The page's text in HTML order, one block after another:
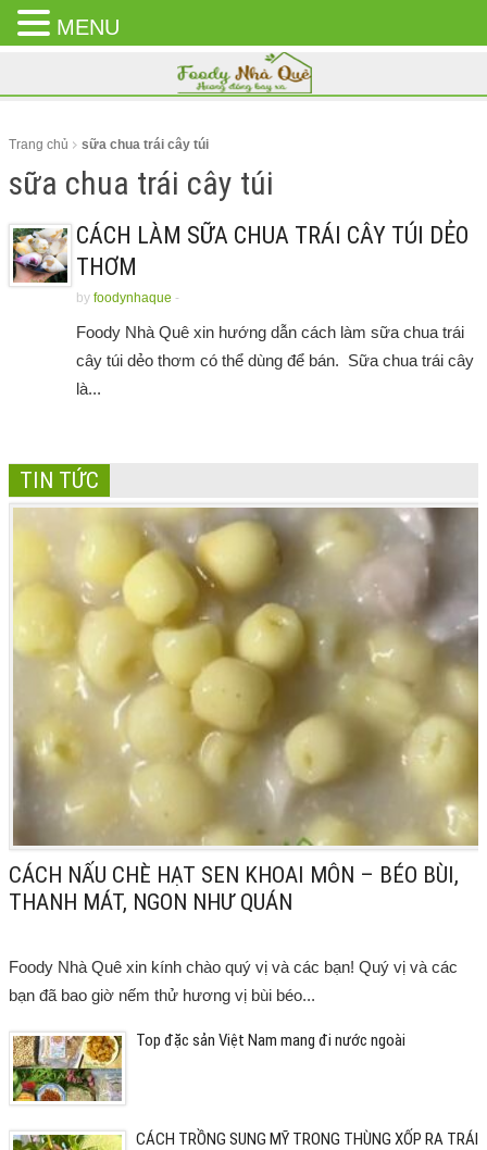
CLOSE
MENU
Trang chủ sữa chua trái cây túi
sữa chua trái cây túi
CÁCH LÀM SỮA CHUA TRÁI CÂY TÚI DẺO
THƠM
by foodynhaque -
Foody Nhà Quê xin hướng dẫn cách làm sữa chua trái
cây túi dẻo thơm có thể dùng để bán. Sữa chua trái cây
là...
TIN TỨC
CÁCH NẤU CHÈ HẠT SEN KHOAI MÔN – BÉO BÙI,
THANH MÁT, NGON NHƯ QUÁN
Foody Nhà Quê xin kính chào quý vị và các bạn! Quý vị và các
bạn đã bao giờ nếm thử hương vị bùi béo...
Top đặc sản Việt Nam mang đi nước ngoài
CÁCH TRỒNG SUNG MỸ TRONG THÙNG XỐP RA TRÁI
MENU